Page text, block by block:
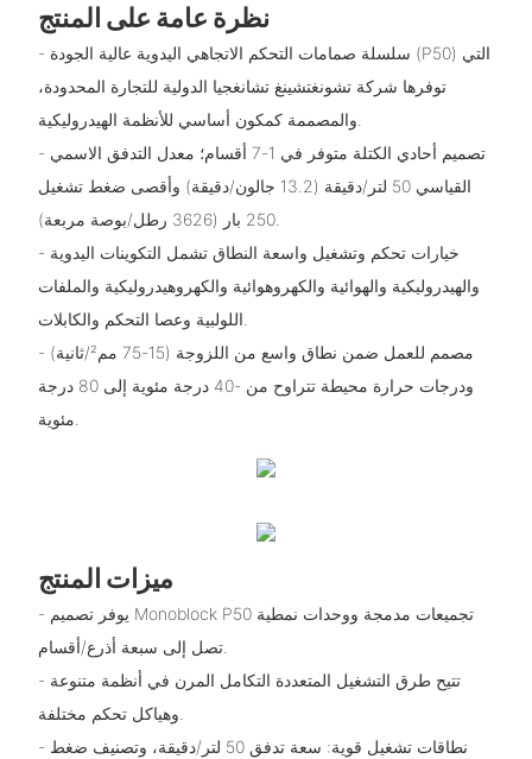
نظرة عامة على المنتج
- سلسلة صمامات التحكم الاتجاهي اليدوية عالية الجودة (P50) التي
توفرها شركة تشونغتشينغ تشانغجيا الدولية للتجارة المحدودة،
- تصميم أحادي الكتلة متوفر في 1-7 أقسام؛ معدل التدفق الاسمي
القياسي 50 لتر/دقيقة (13.2 جالون/دقيقة) وأقصى ضغط تشغيل
250 بار (3626 رطل/بوصة مربعة).
- خيارات تحكم وتشغيل واسعة النطاق تشمل التكوينات اليدوية
والهيدروليكية والهوائية والكهروهوائية والكهروهيدروليكية والملفات
- مصمم للعمل ضمن نطاق واسع من اللزوجة (15-75 مم²/ثانية)
ودرجات حرارة محيطة تتراوح من -40 درجة مئوية إلى 80 درجة
ميزات المنتج
- يوفر تصميم Monoblock P50 تجميعات مدمجة ووحدات نمطية
تصل إلى سبعة أذرع/أقسام.
- تتيح طرق التشغيل المتعددة التكامل المرن في أنظمة متنوعة
وهياكل تحكم مختلفة.
- نطاقات تشغيل قوية: سعة تدفق 50 لتر/دقيقة، وتصنيف ضغط